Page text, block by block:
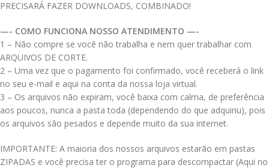
PRECISARÁ FAZER DOWNLOADS, COMBINADO!
—- COMO FUNCIONA NOSSO ATENDIMENTO —-
1 – Não compre se você não trabalha e nem quer trabalhar com
ARQUIVOS DE CORTE.
2 – Uma vez que o pagamento foi confirmado, você receberá o link
no seu e-mail e aqui na conta da nossa loja virtual.
3 – Os arquivos não expiram, você baixa com calma, de preferência
aos poucos, nunca a pasta toda (dependendo do que adquiriu), pois
os arquivos são pesados e depende muito da sua internet.
IMPORTANTE: A maioria dos nossos arquivos estarão em pastas
ZIPADAS e você precisa ter o programa para descompactar (Aqui no